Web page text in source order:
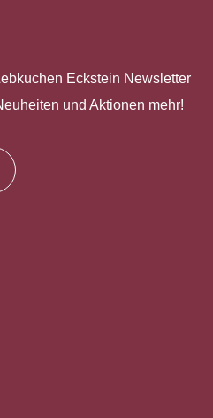
Eckstein Newsletter
und Aktionen mehr!